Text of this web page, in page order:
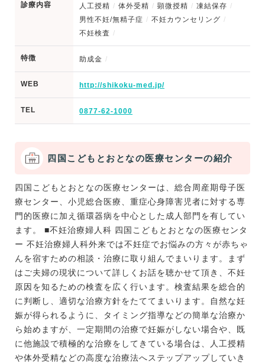
診療内容 人工授精 体外受精 顕微授精
凍結保存
男性不妊/無精子症
不妊カウンセリング
不妊検査
特徴 助成金
WEB http://shikoku-med.jp/
TEL 0877-62-1000
四国こどもとおとなの医療センターの紹介
四国こどもとおとなの医療センターは、総合周産期母子医
療センター、小児総合医療、重症心身障害児者に対する専
門的医療に加え循環器病を中心とした成人部門を有してい
ます。 ■不妊治療婦人科 四国こどもとおとなの医療センタ
ー 不妊治療婦人科外来では不妊症でお悩みの方々が赤ちゃ
んを宿すための相談・治療に取り組んでまいります。まず
はご夫婦の現状について詳しくお話を聴かせて頂き、不妊
原因を知るための検査を広く行います。検査結果を総合的
に判断し、適切な治療方針をたててまいります。自然な妊
娠が得られるように、タイミング指導などの簡単な治療か
ら始めますが、一定期間の治療で妊娠がしない場合や、既
に他施設で積極的な治療をしてきている場合は、人工授精
や体外受精などの高度な治療法へステップアップしていき